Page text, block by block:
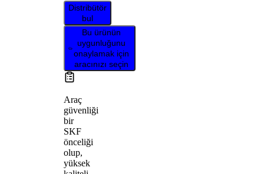
Distribütör
bul
Bu ürünün
uygunluğunu
onaylamak için
aracınızı seçin
Araç
güvenliği
bir
SKF
önceliği
olup,
yüksek